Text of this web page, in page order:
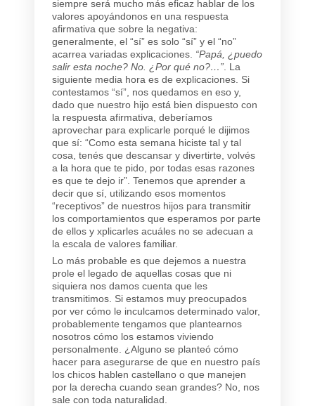
siempre será mucho más eficaz hablar de los
valores apoyándonos en una respuesta
afirmativa que sobre la negativa:
generalmente, el “sí” es solo “sí” y el “no”
acarrea variadas explicaciones. “Papá, ¿puedo
salir esta noche? No. ¿Por qué no?…” . La
siguiente media hora es de explicaciones. Si
contestamos “sí”, nos quedamos en eso y,
dado que nuestro hijo está bien dispuesto con
la respuesta afirmativa, deberíamos
aprovechar para explicarle porqué le dijimos
que sí: “Como esta semana hiciste tal y tal
cosa, tenés que descansar y divertirte, volvés
a la hora que te pido, por todas esas razones
es que te dejo ir”. Tenemos que aprender a
decir que sí, utilizando esos momentos
“receptivos” de nuestros hijos para transmitir
los comportamientos que esperamos por parte
de ellos y xplicarles acuáles no se adecuan a
la escala de valores familiar.
Lo más probable es que dejemos a nuestra
prole el legado de aquellas cosas que ni
siquiera nos damos cuenta que les
transmitimos. Si estamos muy preocupados
por ver cómo le inculcamos determinado valor,
probablemente tengamos que plantearnos
nosotros cómo los estamos viviendo
personalmente. ¿Alguno se planteó cómo
hacer para asegurarse de que en nuestro país
los chicos hablen castellano o que manejen
por la derecha cuando sean grandes? No, nos
sale con toda naturalidad.